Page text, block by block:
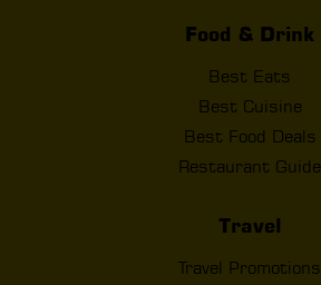
Food & Drink
Best Eats
Best Cuisine
Best Food Deals
Restaurant Guide
Travel
Travel Promotions